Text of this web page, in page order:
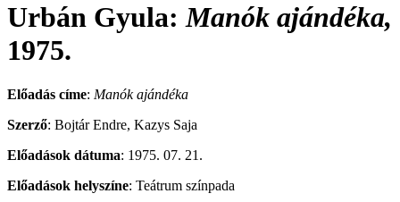
Urbán Gyula:Manók ajándéka,
1975.
Előadás címe: Manók ajándéka
Szerző: Bojtár Endre, Kazys Saja
Előadások dátuma: 1975. 07. 21.
Előadások helyszíne: Teátrum színpada